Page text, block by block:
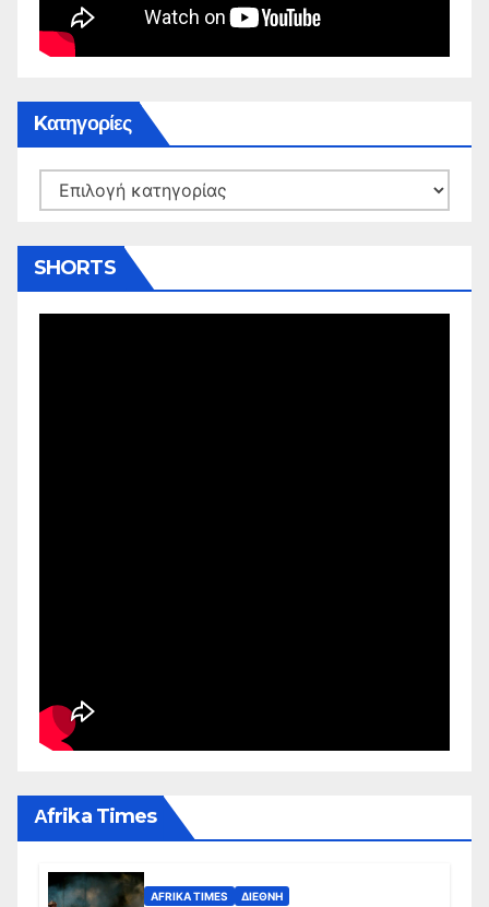
Kατηγορίες
Kατηγορίες
SHORTS
Αfrika Times
AFRIKA TIMES ΔΙΕΘΝΉ